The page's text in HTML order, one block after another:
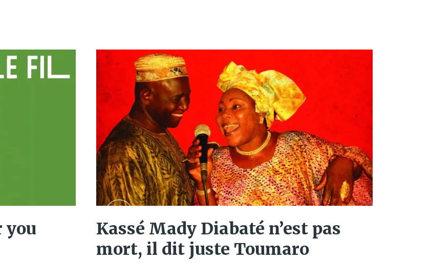
you
Kassé Mady Diabaté n’est pas
mort, il dit juste Toumaro